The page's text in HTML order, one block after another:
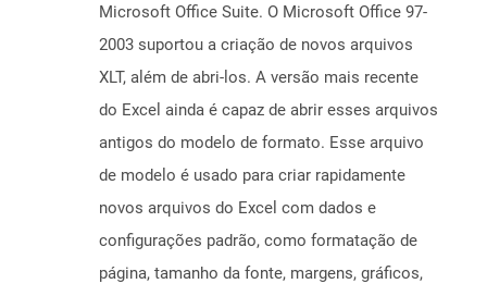
Microsoft Office Suite. O Microsoft Office 97-
2003 suportou a criação de novos arquivos
XLT, além de abri-los. A versão mais recente
do Excel ainda é capaz de abrir esses arquivos
antigos do modelo de formato. Esse arquivo
de modelo é usado para criar rapidamente
novos arquivos do Excel com dados e
configurações padrão, como formatação de
página, tamanho da fonte, margens, gráficos,